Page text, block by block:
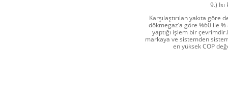
9.)
Karşılaştırılan yakıta
dökmegaz’a göre %60 ile
yaptığı işlem bir
markaya ve sistemden
en yüksek COP